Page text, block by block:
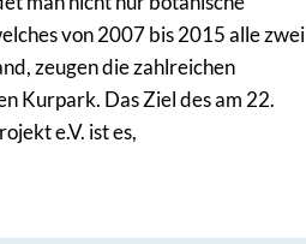
von 2007 bis 2015 alle zwei
zeugen die zahlreichen
Kurpark. Das Ziel des am 22.
e.V. ist es,